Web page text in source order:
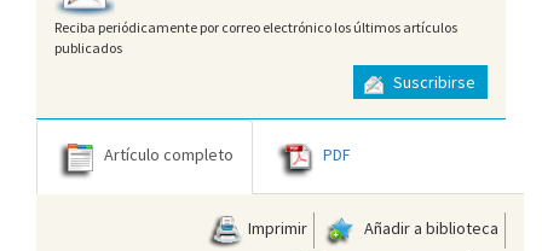
Reciba periódicamente por correo electrónico los últimos artículos
publicados
Suscribirse
Artículo completo PDF
Imprimir
Añadir a biblioteca